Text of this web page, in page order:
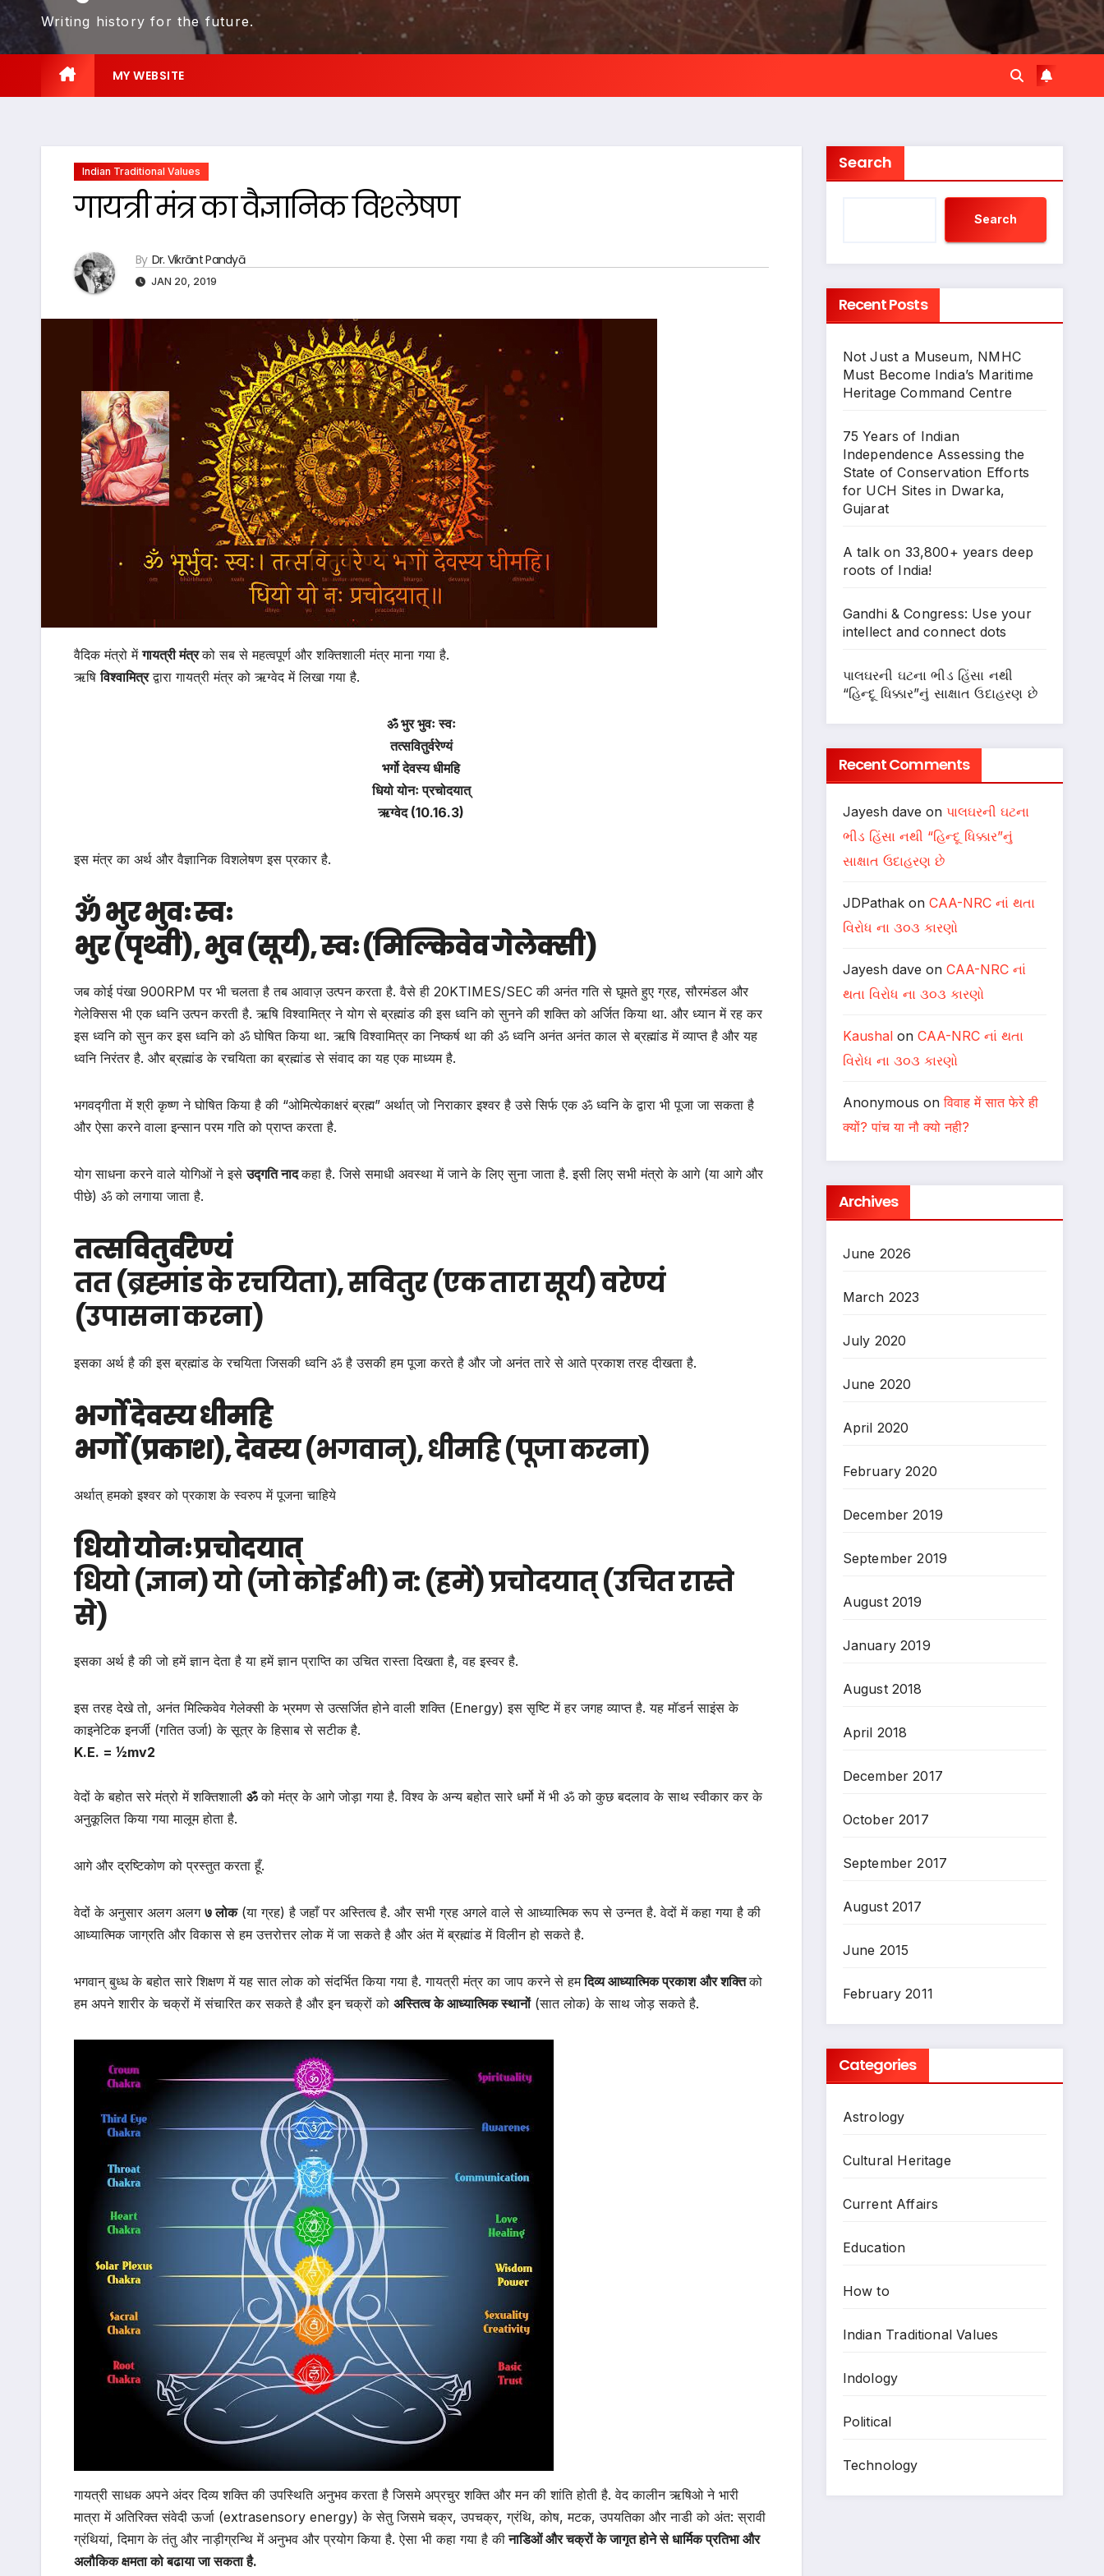
Writing history for the future.
MY WEBSITE
Indian Traditional Values
गायत्री मंत्र का वैज्ञानिक विश्लेषण
By Dr. Vikrānt Pandyā
JAN 20, 2019
वैदिक मंत्रो मेंगायत्री मंत्रको सब से महत्वपूर्ण और शक्तिशाली मंत्र माना गया है.
ऋषिविश्वामित्रद्वारा गायत्री मंत्र को ऋग्वेद में लिखा गया है.
ॐ भुर भुवः स्वः
तत्सवितुर्वरेण्यं
भर्गो देवस्य धीमहि
धियो योनः प्रचोदयात्
ऋग्वेद (10.16.3)
इस मंत्र का अर्थ और वैज्ञानिक विशलेषण इस प्रकार है.
ॐ भुर भुवः स्वः
भुर (पृथ्वी), भुव (सूर्य), स्वः (मिल्किवेव गेलेक्सी)
जब कोई पंखा 900RPM पर भी चलता है तब आवाज़ उत्पन करता है. वैसे ही 20KTIMES/SEC की अनंत गति से घूमते हुए ग्रह, सौरमंडल और
गेलेक्सिस भी एक ध्वनि उत्पन करती है. ऋषि विश्वामित्र ने योग से ब्रह्मांड की इस ध्वनि को सुनने की शक्ति को अर्जित किया था. और ध्यान में रह कर
इस ध्वनि को सुन कर इस ध्वनि को ॐ घोषित किया था. ऋषि विश्वामित्र का निष्कर्ष था की ॐ ध्वनि अनंत अनंत काल से ब्रह्मांड में व्याप्त है और यह
ध्वनि निरंतर है. और ब्रह्मांड के रचयिता का ब्रह्मांड से संवाद का यह एक माध्यम है.
भगवद्गीता में श्री कृष्ण ने घोषित किया है की “ओमित्येकाक्षरं ब्रह्म” अर्थात् जो निराकार इश्वर है उसे सिर्फ एक ॐ ध्वनि के द्वारा भी पूजा जा सकता है
और ऐसा करने वाला इन्सान परम गति को प्राप्त करता है.
योग साधना करने वाले योगिओं ने इसेउद्गति नादकहा है. जिसे समाधी अवस्था में जाने के लिए सुना जाता है. इसी लिए सभी मंत्रो के आगे (या आगे और
पीछे) ॐ को लगाया जाता है.
तत्सवितुर्वरेण्यं
तत (ब्रह्मांड के रचयिता), सवितुर (एक तारा सूर्य) वरेण्यं
(उपासना करना)
इसका अर्थ है की इस ब्रह्मांड के रचयिता जिसकी ध्वनि ॐ है उसकी हम पूजा करते है और जो अनंत तारे से आते प्रकाश तरह दीखता है.
भर्गो देवस्य धीमहि
भर्गो (प्रकाश), देवस्य(भगवान्), धीमहि (पूजा करना)
अर्थात् हमको इश्वर को प्रकाश के स्वरुप में पूजना चाहिये
धियो योनः प्रचोदयात्
धियो (ज्ञान) यो (जो कोई भी) न: (हमें) प्रचोदयात् (उचित रास्ते
से)
इसका अर्थ है की जो हमें ज्ञान देता है या हमें ज्ञान प्राप्ति का उचित रास्ता दिखता है, वह इस्वर है.
इस तरह देखे तो, अनंत मिल्किवेव गेलेक्सी के भ्रमण से उत्सर्जित होने वाली शक्ति (Energy) इस सृष्टि में हर जगह व्याप्त है. यह मॉडर्न साइंस के
काइनेटिक इनर्जी (गतित उर्जा) के सूत्र के हिसाब से सटीक है.
K.E. = ½mv2
वेदों के बहोत सरे मंत्रो में शक्तिशाली ॐको मंत्र के आगे जोड़ा गया है. विश्व के अन्य बहोत सारे धर्मो में भी ॐ को कुछ बदलाव के साथ स्वीकार कर के
अनुकूलित किया गया मालूम होता है.
आगे और द्रष्टिकोण को प्रस्तुत करता हूँ.
वेदों के अनुसार अलग अलग ७ लोक(या ग्रह) है जहाँ पर अस्तित्व है. और सभी ग्रह अगले वाले से आध्यात्मिक रूप से उन्नत है. वेदों में कहा गया है की
आध्यात्मिक जाग्रति और विकास से हम उत्तरोत्तर लोक में जा सकते है और अंत में ब्रह्मांड में विलीन हो सकते है.
भगवान् बुध्ध के बहोत सारे शिक्षण में यह सात लोक को संदर्भित किया गया है. गायत्री मंत्र का जाप करने से हमदिव्य आध्यात्मिक प्रकाश और शक्तिको
हम अपने शारीर के चक्रों में संचारित कर सकते है और इन चक्रों को अस्तित्व के आध्यात्मिक स्थानों(सात लोक) के साथ जोड़ सकते है.
गायत्री साधक अपने अंदर दिव्य शक्ति की उपस्थिति अनुभव करता है जिसमे अप्रचुर शक्ति और मन की शांति होती है. वेद कालीन ऋषिओ ने भारी
मात्रा में अतिरिक्त संवेदी ऊर्जा (extrasensory energy) के सेतु जिसमे चक्र, उपचक्र, ग्रंथि, कोष, मटक, उपयतिका और नाडी को अंत: स्रावी
ग्रंथियां, दिमाग के तंतु और नाड़ीग्रन्थि में अनुभव और प्रयोग किया है. ऐसा भी कहा गया है कीनाडिओं और चक्रों के जागृत होने से धार्मिक प्रतिभा और
अलौकिक क्षमता को बढाया जा सकता है.
Search
Search
Recent Posts
Not Just a Museum, NMHC
Must Become India’s Maritime
Heritage Command Centre
75 Years of Indian
Independence Assessing the
State of Conservation Efforts
for UCH Sites in Dwarka,
Gujarat
A talk on 33,800+ years deep
roots of India!
Gandhi & Congress: Use your
intellect and connect dots
પાલઘરની ઘટના ભીડ હિંસા નથી
“હિન્દૂ ધિક્કાર”નું સાક્ષાત ઉદાહરણ છે
Recent Comments
Jayesh dave on પાલઘરની ઘટના
ભીડ હિંસા નથી “હિન્દૂ ધિક્કાર”નું
સાક્ષાત ઉદાહરણ છે
JDPathakon CAA-NRC નાં થતા
વિરોધ ના ૩૦૩ કારણો
Jayesh dave on CAA-NRC નાં
થતા વિરોધ ના ૩૦૩ કારણો
Kaushalon CAA-NRC નાં થતા
વિરોધ ના ૩૦૩ કારણો
Anonymous onविवाह में सात फेरे ही
क्यों? पांच या नौ क्यो नही?
Archives
June 2026
March 2023
July 2020
June 2020
April 2020
February 2020
December 2019
September 2019
August 2019
January 2019
August 2018
April 2018
December 2017
October 2017
September 2017
August 2017
June 2015
February 2011
Categories
Astrology
Cultural Heritage
Current Affairs
Education
How to
Indian Traditional Values
Indology
Political
Technology